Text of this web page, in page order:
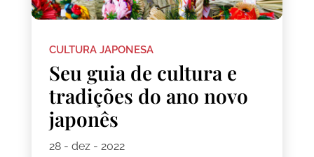
CULTURA JAPONESA
Seu guia de cultura e
tradições do ano novo
japonês
28 - dez - 2022